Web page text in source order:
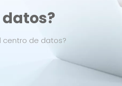
centro de datos?